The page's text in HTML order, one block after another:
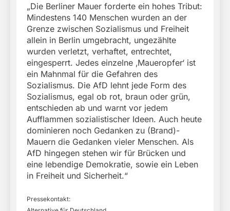
„Die Berliner Mauer forderte ein hohes Tribut:
Mindestens 140 Menschen wurden an der
Grenze zwischen Sozialismus und Freiheit
allein in Berlin umgebracht, ungezählte
wurden verletzt, verhaftet, entrechtet,
eingesperrt. Jedes einzelne ‚Maueropfer‘ ist
ein Mahnmal für die Gefahren des
Sozialismus. Die AfD lehnt jede Form des
Sozialismus, egal ob rot, braun oder grün,
entschieden ab und warnt vor jedem
Aufflammen sozialistischer Ideen. Auch heute
dominieren noch Gedanken zu (Brand)-
Mauern die Gedanken vieler Menschen. Als
AfD hingegen stehen wir für Brücken und
eine lebendige Demokratie, sowie ein Leben
in Freiheit und Sicherheit.“
Pressekontakt: